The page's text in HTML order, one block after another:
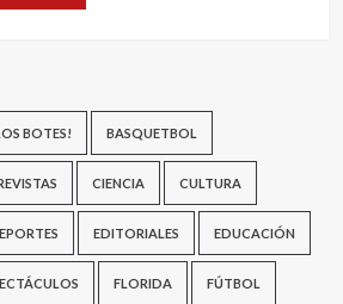
BOTES! BASQUETBOL
CIENCIA CULTURA
EDITORIALES EDUCACIÓN
FLORIDA FÚTBOL